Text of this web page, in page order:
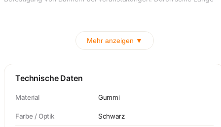
Mehr anzeigen ▼
Technische Daten
Material Gummi
Farbe / Optik Schwarz